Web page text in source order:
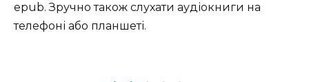
epub. Зручно також слухати аудіокниги на
телефоні або планшеті.